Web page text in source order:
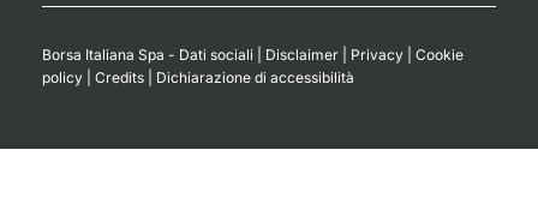
Borsa Italiana Spa - Dati sociali Disclaimer Privacy
Cookie
policy
Credits Dichiarazione di accessibilità